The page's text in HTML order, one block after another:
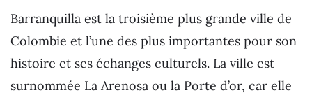
Barranquilla est la troisième plus grande ville de
Colombie et l’une des plus importantes pour son
histoire et ses échanges culturels. La ville est
surnommée La Arenosa ou la Porte d’or, car elle